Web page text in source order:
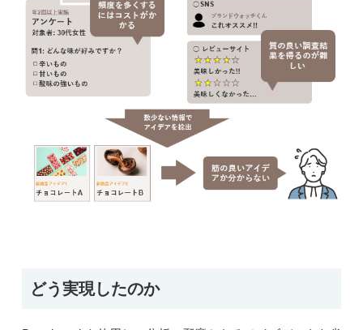
どう実現したのか